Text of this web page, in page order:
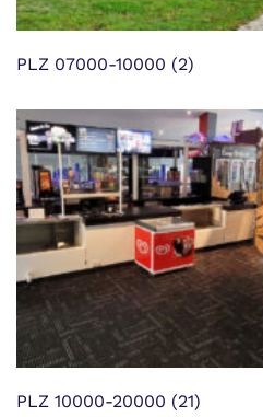
PLZ 07000-10000 (2)
PLZ 10000-20000 (21)